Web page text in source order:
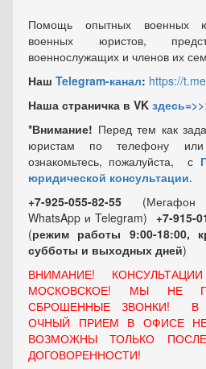
Помощь опытных военных
военных юристов,
военнослужащих и членов их
Наш Telegram-канал: https://
Наша страничка в VK
*Внимание! Перед тем как
юристам по телефону
ознакомьтесь, пожалуйста, с
юридической консультации.
+7-925-055-82-55
WhatsApp и Telegram) +7-915-
(режим работы 9:00-18:00,
субботы и выходных дней)
ВНИМАНИЕ!
МОСКОВСКОЕ! МЫ НЕ
СБРОШЕННЫЕ ЗВОНКИ! В
ОЧНЫЙ ПРИЕМ В ОФИСЕ НЕ
ВОЗМОЖНЫ ТОЛЬКО ПОСЛЕ
ДОГОВОРЕННОСТИ!